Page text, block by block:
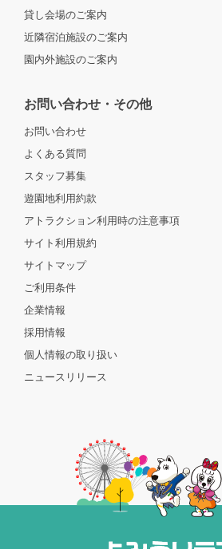
貸し会場のご案内
近隣宿泊施設のご案内
園内外施設のご案内
お問い合わせ・その他
お問い合わせ
よくある質問
スタッフ募集
遊園地利用約款
アトラクション利用時の注意事項
サイト利用規約
サイトマップ
ご利用条件
企業情報
採用情報
個人情報の取り扱い
ニュースリリース